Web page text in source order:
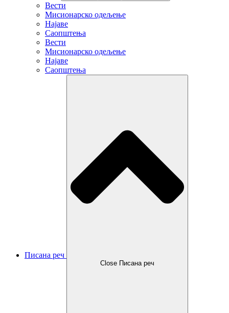
Вести
Мисионарско одељење
Најаве
Саопштења
Вести
Мисионарско одељење
Најаве
Саопштења
Писана реч
Close Писана реч